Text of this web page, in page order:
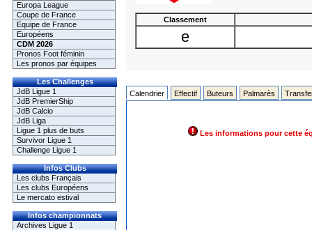
Europa League
Coupe de France
Equipe de France
Européens
CDM 2026
Pronos Foot féminin
Les pronos par équipes
Les Challenges
JdB Ligue 1
JdB PremierShip
JdB Calcio
JdB Liga
Ligue 1 plus de buts
Survivor Ligue 1
Challenge Ligue 1
Infos Clubs
Les clubs Français
Les clubs Européens
Le mercato estival
Infos championnats
Archives Ligue 1
Classement
e
Calendrier Effectif Buteurs Palmarès
Les informations pour cette